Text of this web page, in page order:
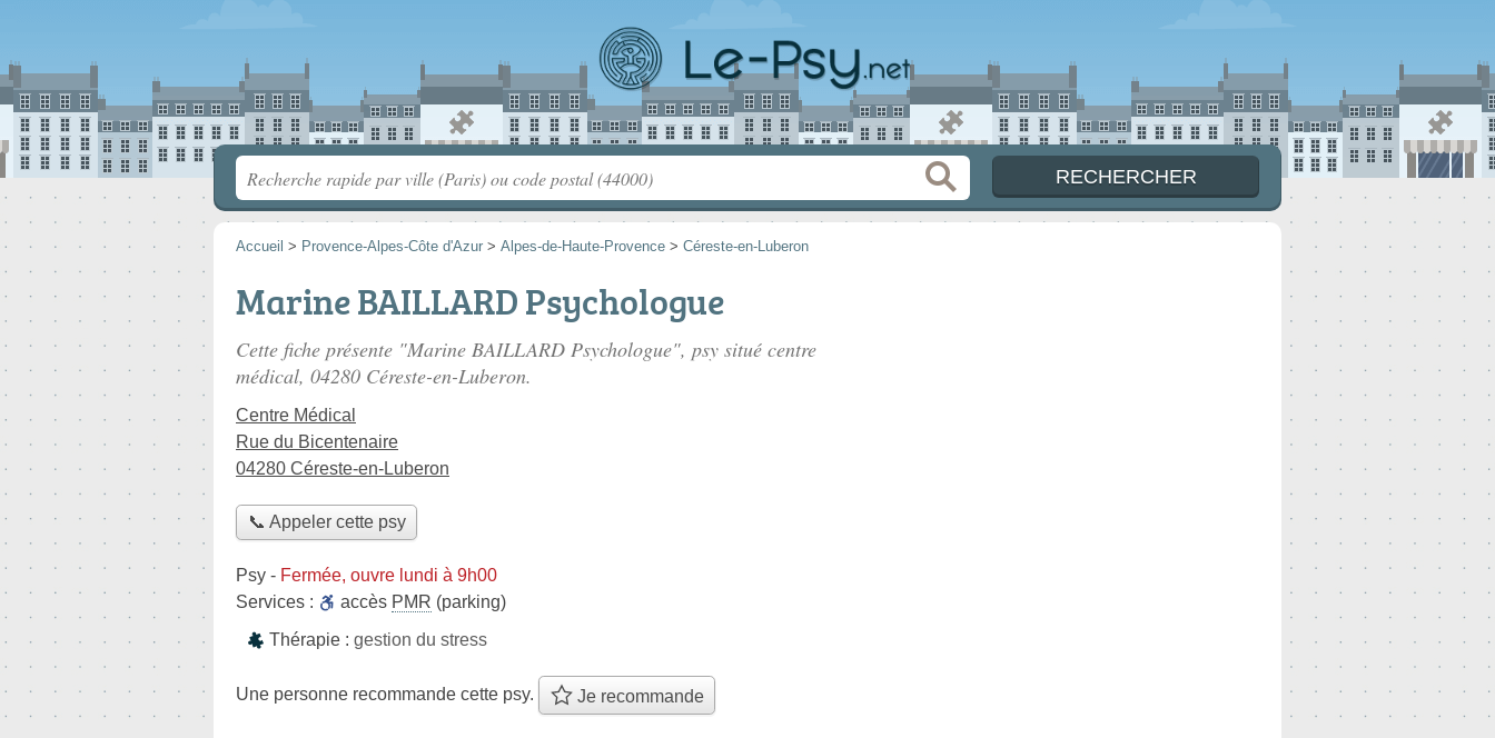
Accueil > Provence-Alpes-Côte d'Azur > Alpes-de-Haute-Provence > Céreste-en-Luberon
Marine BAILLARD Psychologue
Cette fiche présente "Marine BAILLARD Psychologue", psy situé centre
médical, 04280 Céreste-en-Luberon.
Centre Médical
Rue du Bicentenaire
04280 Céreste-en-Luberon
📞 Appeler cette psy
Psy - Fermée, ouvre lundi à 9h00
Services :
accès PMR (parking)
Thérapie : gestion du stress
Une personne recommande cette psy. Je recommande